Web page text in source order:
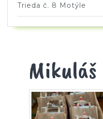
Trieda č. 8 Motýle
Mikuláš